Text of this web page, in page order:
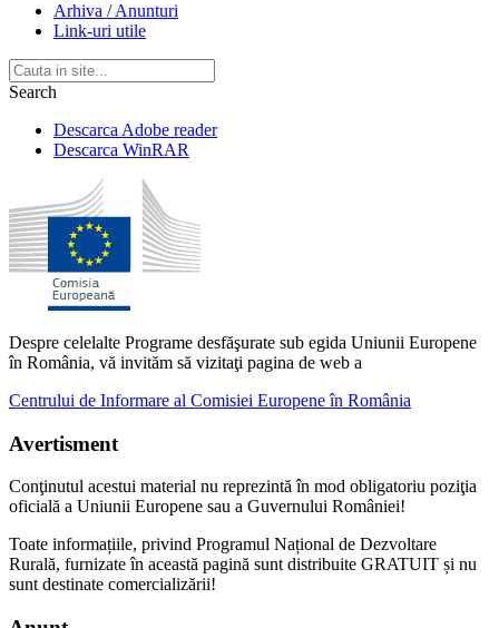
Arhiva / Anunturi
Link-uri utile
Search
Descarca Adobe reader
Descarca WinRAR
Despre celelalte Programe desfăşurate sub egida Uniunii Europene
în România, vă invităm să vizitaţi pagina de web a
Centrului de Informare al Comisiei Europene în România
Avertisment
Conţinutul acestui material nu reprezintă în mod obligatoriu poziţia
oficială a Uniunii Europene sau a Guvernului României!
Toate informațiile, privind Programul Național de Dezvoltare
Rurală, furnizate în această pagină sunt distribuite GRATUIT și nu
sunt destinate comercializării!